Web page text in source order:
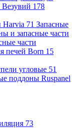
178
Harvia 71 Запасные
и запасные части
части
печей Born 15
угловые 51
поддоны Ruspanel
73